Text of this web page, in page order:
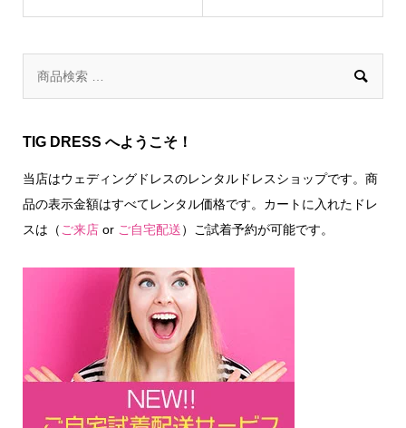

TIG DRESS へようこそ！
当店はウェディングドレスのレンタルドレスショップです。商
品の表示金額はすべてレンタル価格です。カートに入れたドレ
スは（ ご来店or ご自宅配送）ご試着予約が可能です。